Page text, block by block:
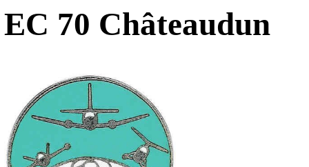
EC 70 Châteaudun